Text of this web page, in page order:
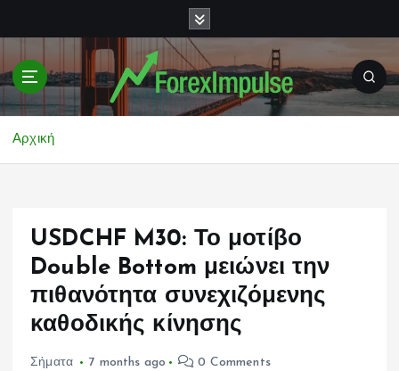
p
o
Αρχική
USDCHF M30: Το μοτίβο
Double Bottom μειώνει την
πιθανότητα συνεχιζόμενης
καθοδικής κίνησης
Σήματα 7 months ago 0 Comments